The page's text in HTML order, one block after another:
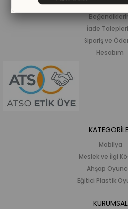
Siparişlerim
İade
Sipariş ve
Hesabım
Mobilya
Meslek ve İlgi
Ahşap
Eğitici Plastik
KURUMSAL